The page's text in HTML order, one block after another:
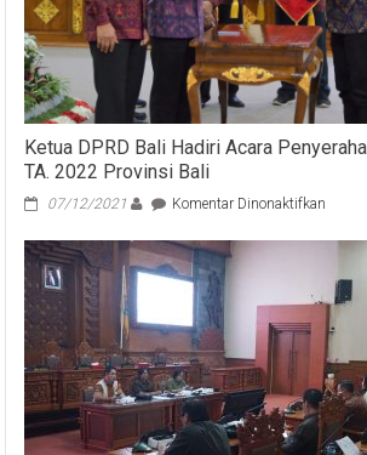
Ketua DPRD Bali Hadiri Acara
TA. 2022 Provinsi Bali
07/12/2021 Komentar Dinonaktifkan
DPRD
Hadiri
Acara
DIPA
dan
TKDD
TA.
2022